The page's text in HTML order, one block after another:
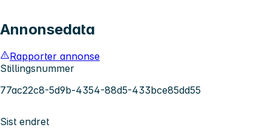
Annonsedata
Rapporter annonse
Stillingsnummer
77ac22c8-5d9b-4354-88d5-433bce85dd55
Sist endret